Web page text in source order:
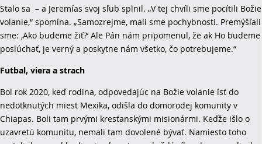
Stalo sa – a Jeremías svoj sľub splnil. „V tej chvíli sme pocítili Božie
volanie,“ spomína. „Samozrejme, mali sme pochybnosti. Premýšľali
sme: ‚Ako budeme žiť?‘ Ale Pán nám pripomenul, že ak Ho budeme
poslúchať, je verný a poskytne nám všetko, čo potrebujeme.“
Futbal, viera a strach
Bol rok 2020, keď rodina, odpovedajúc na Božie volanie ísť do
nedotknutých miest Mexika, odišla do domorodej komunity v
Chiapas. Boli tam prvými kresťanskými misionármi. Keďže išlo o
uzavretú komunitu, nemali tam dovolené bývať. Namiesto toho